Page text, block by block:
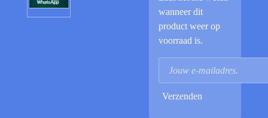
wanneer dit
product weer op
voorraad is.
Verzenden